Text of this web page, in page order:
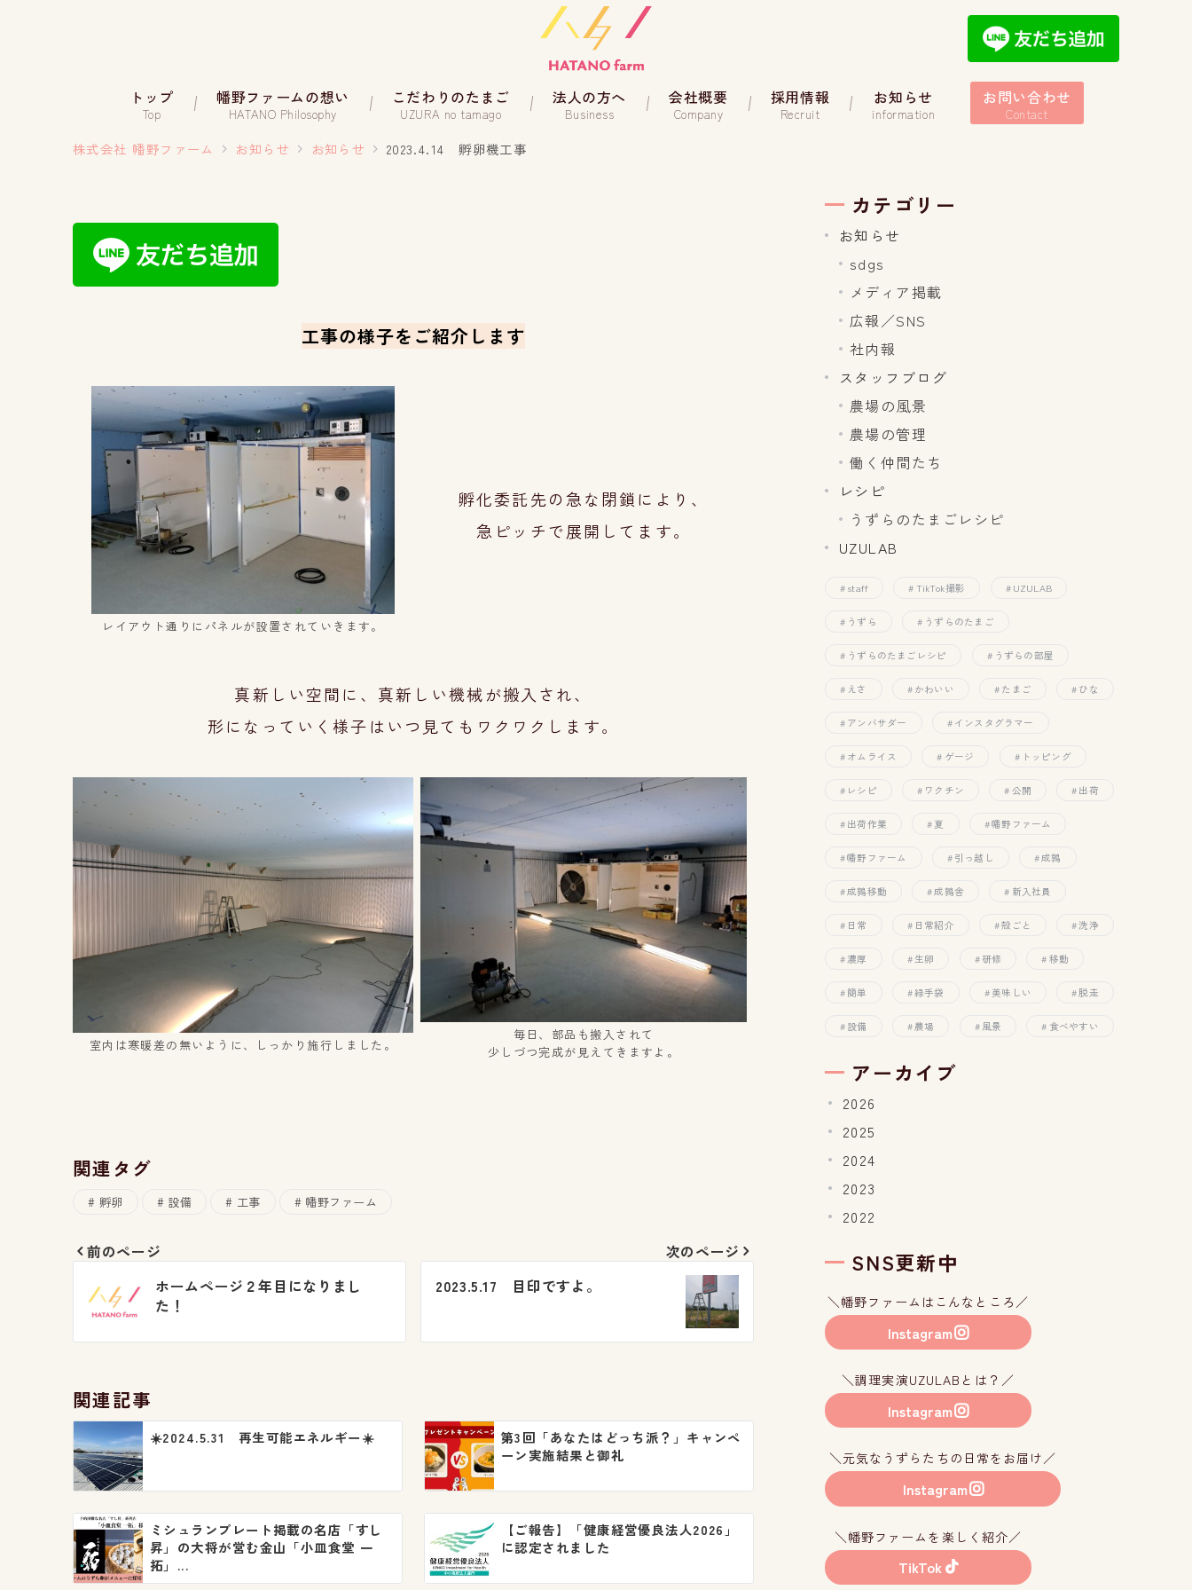
トップ
Top
幡野ファームの想い
HATANO Philosophy
こだわりのたまご
UZURA no tamago
法人の方へ
Business
会社概要
Company
採用情報
Recruit
お知らせ
information
お問い合わせ
Contact
株式会社 幡野ファーム お知らせ お知らせ 2023.4.14 孵卵機工事
工事の様子をご紹介します
レイアウト通りにパネルが設置されていきます。
孵化委託先の急な閉鎖により、
急ピッチで展開してます。
真新しい空間に、真新しい機械が搬入され、
形になっていく様子はいつ見ても ワクワクします。
室内は寒暖差の無いように、しっかり施行しました。
毎日、部品も搬入されて
少しづつ完成が見えてきますよ。
関連タグ
孵卵 設備 工事 幡野ファーム
稿
ナ
ゲ
ー
シ
ョ
ン
前のページ
ホームページ２年目になりまし
た！
次のページ
2023.5.17 目印ですよ。
関連記事
☀️2024.5.31 再生可能エネルギー☀️
第3回「あなたはどっち派？」キャンペ
ーン実施結果と御礼
ミシュランプレート掲載の名店「すし
昇」の大将が営む金山「小皿食堂 一
拓」...
【ご報告】「健康経営優良法人2026」
に認定されました
カテゴリー
お知らせ
sdgs
メディア掲載
広報／SNS
社内報
スタッフブログ
農場の風景
農場の管理
働く仲間たち
レシピ
うずらのたまごレシピ
UZULAB
staff TikTok撮影 UZULAB
うずら うずらのたまご
うずらのたまごレシピ うずらの部屋
えさ かわいい たまご ひな
アンバサダー インスタグラマー
オムライス ゲージ トッピング
レシピ ワクチン 公開 出荷
出荷作業 夏 幡野ファーム
幡野ファーム 引っ越し 成鶉
成鶉移動 成鶉舎 新入社員
日常 日常紹介 殻ごと 洗浄
濃厚 生卵 研修 移動
簡単 緑手袋 美味しい 脱走
設備 農場 風景 食べやすい
アーカイブ
2026
2025
2024
2023
2022
SNS更新中
＼幡野ファームはこんなところ／
Instagram
＼調理実演UZULABとは？／
Instagram
＼元気なうずらたちの日常をお届け／
Instagram
＼幡野ファームを楽しく紹介／
TikTok